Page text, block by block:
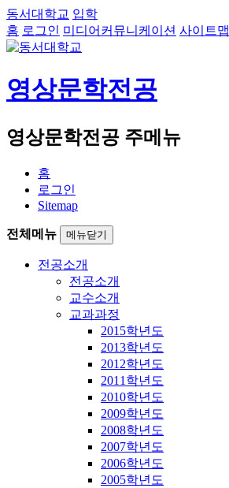
동서대학교 입학
홈 로그인 미디어커뮤니케이션 사이트맵
영상문학전공
영상문학전공 주메뉴
홈
로그인
Sitemap
전체메뉴 메뉴닫기
전공소개
전공소개
교수소개
교과과정
2015학년도
2013학년도
2012학년도
2011학년도
2010학년도
2009학년도
2008학년도
2007학년도
2006학년도
2005학년도